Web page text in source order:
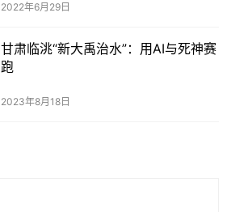
2022年6月29日
甘肃临洮“新大禹治水”：用AI与死神赛
跑
2023年8月18日